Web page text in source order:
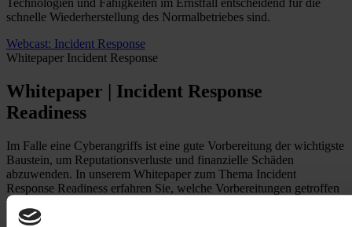
Technologien und Fähigkeiten im Ernstfall entscheidend für die
schnelle Wiederherstellung des Normalbetriebes sind.
Webcast: Incident Response
Whitepaper Incident Response
Whitepaper | Incident Response
Readiness
Im Falle eine Cyberangriffs ist eine gute Vorbereitung der wichtigste
Baustein, um Reputationsverluste und finanzielle Schäden
abzuwenden. In unserem Whitepaper zum Thema Incident
Response Readiness erfahren Sie, welche Vorbereitungen getroffen
werden müssen, um im Falle eines Security Incidents schnell und
geplant reagieren zu können.